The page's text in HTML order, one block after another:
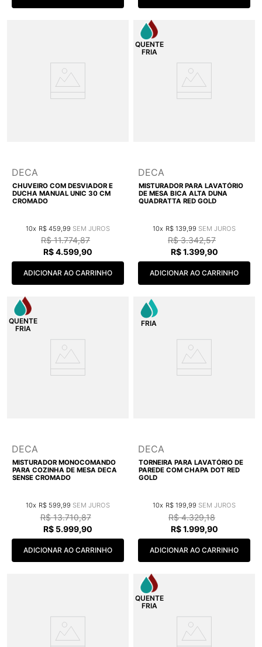
DECA
CHUVEIRO COM DESVIADOR E
DUCHA MANUAL UNIC 30 CM
CROMADO
10 R$ 459 99
R$ 11.774,87
R$4.599,90
ADICIONAR AO CARRINHO
DECA
MISTURADOR PARA LAVATÓRIO
DE MESA BICA ALTA DUNA
QUADRATTA RED GOLD
10 R$ 139 99
R$ 3.342,57
R$ 1.399,90
ADICIONAR AO CARRINHO
DECA
MISTURADOR MONOCOMANDO
PARA COZINHA DE MESA DECA
SENSE CROMADO
10 R$ 599,99
R$ 13.710,87
R$ 5.999,90
ADICIONAR AO CARRINHO
DECA
TORNEIRA PARA LAVATÓRIO DE
PAREDE COM CHAPA DOT RED
GOLD
10 R$ 199,99
R$ 4.329,18
R$ 1.999,90
ADICIONAR AO CARRINHO